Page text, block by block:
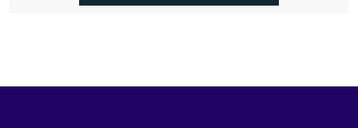
μελτέμια η έξοδος του Δεκαπεντάγουστου